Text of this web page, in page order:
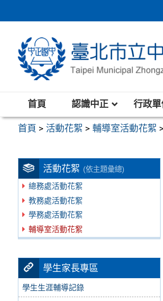
至
區
首頁 認識中正 行政
首頁 > 活動花絮 >輔導室活動花絮 >
活動花絮 (依主題彙總)
總務處活動花絮
教務處活動花絮
學務處活動花絮
輔導室活動花絮
學生家長專區
學生生涯輔導記錄